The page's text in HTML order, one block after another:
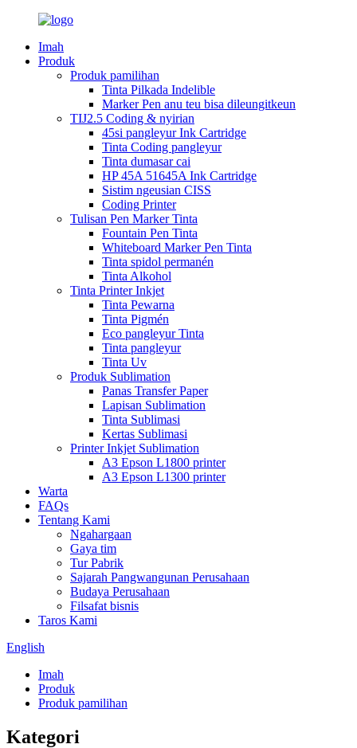
Imah
Produk
Produk pamilihan
Tinta Pilkada Indelible
Marker Pen anu teu bisa dileungitkeun
TIJ2.5 Coding & nyirian
45si pangleyur Ink Cartridge
Tinta Coding pangleyur
Tinta dumasar cai
HP 45A 51645A Ink Cartridge
Sistim ngeusian CISS
Coding Printer
Tulisan Pen Marker Tinta
Fountain Pen Tinta
Whiteboard Marker Pen Tinta
Tinta spidol permanén
Tinta Alkohol
Tinta Printer Inkjet
Tinta Pewarna
Tinta Pigmén
Eco pangleyur Tinta
Tinta pangleyur
Tinta Uv
Produk Sublimation
Panas Transfer Paper
Lapisan Sublimation
Tinta Sublimasi
Kertas Sublimasi
Printer Inkjet Sublimation
A3 Epson L1800 printer
A3 Epson L1300 printer
Warta
FAQs
Tentang Kami
Ngahargaan
Gaya tim
Tur Pabrik
Sajarah Pangwangunan Perusahaan
Budaya Perusahaan
Filsafat bisnis
Taros Kami
English
Imah
Produk
Produk pamilihan
Kategori